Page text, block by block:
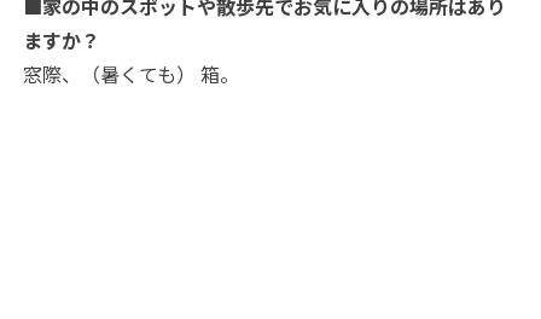
■家の中のスポットや散歩先でお気に入りの場所はあり
ますか？
窓際、（暑くても） 箱。